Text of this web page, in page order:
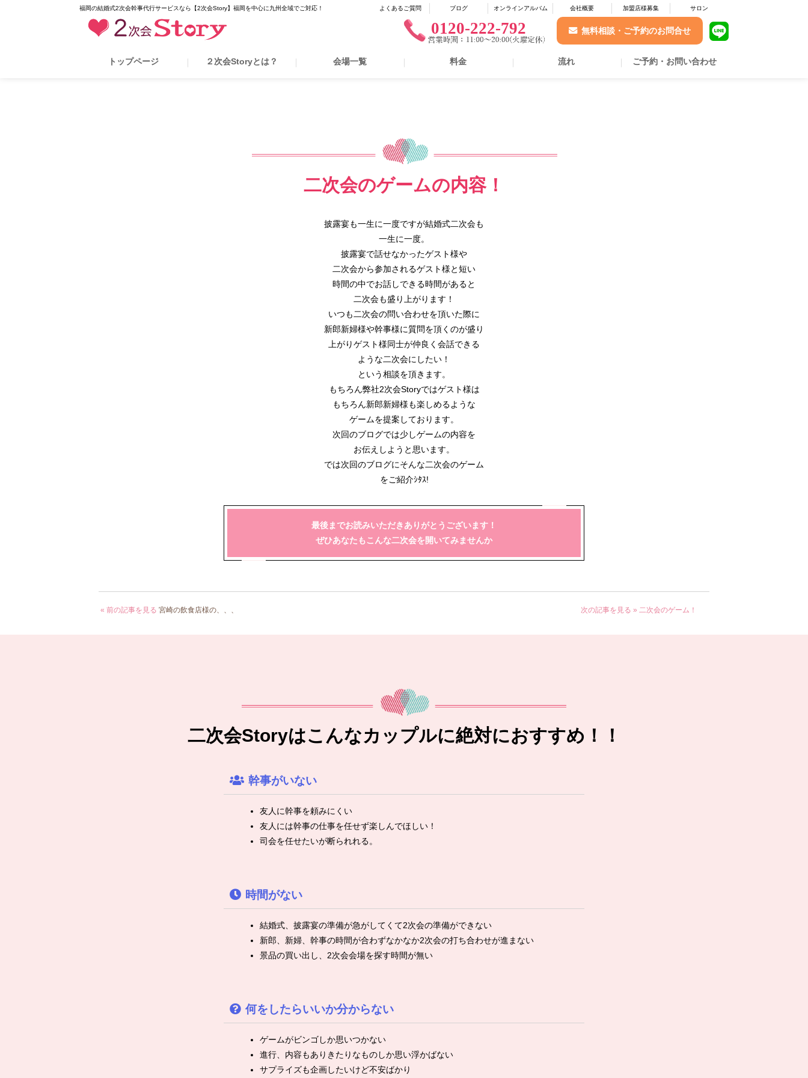
福岡の結婚式2次会幹事代行サービスなら【2次会Story】福岡を中心に九州全域でご対応！ よくあるご質問 ブログ オンラインアルバム 会社概要 加盟店様募集 サロン
0120-222-792 無料相談・ご予約のお問合せ
トップページ ２次会Storyとは？ 会場一覧 料金 流れ ご予約・お問い合わせ
二次会のゲームの内容！
披露宴も一生に一度ですが結婚式二次会も
一生に一度。
披露宴で話せなかったゲスト様や
二次会から参加されるゲスト様と短い
時間の中でお話しできる時間があると
二次会も盛り上がります！
いつも二次会の問い合わせを頂いた際に
新郎新婦様や幹事様に質問を頂くのが盛り
上がりゲスト様同士が仲良く会話できる
ような二次会にしたい！
という相談を頂きます。
もちろん弊社2次会Storyではゲスト様は
もちろん新郎新婦様も楽しめるような
ゲームを提案しております。
次回のブログでは少しゲームの内容を
お伝えしようと思います。
では次回のブログにそんな二次会のゲーム
をご紹介ｼﾀｽ!
最後までお読みいただきありがとうございます！
ぜひあなたもこんな二次会を開いてみませんか
« 前の記事を見る 宮崎の飲食店様の、、、 次の記事を見る » 二次会のゲーム！
二次会Storyはこんなカップルに絶対におすすめ！！
幹事がいない
友人に幹事を頼みにくい
友人には幹事の仕事を任せず楽しんでほしい！
司会を任せたいが断られれる。
時間がない
結婚式、披露宴の準備が急がしてくて2次会の準備ができない
新郎、新婦、幹事の時間が合わずなかなか2次会の打ち合わせが進まない
景品の買い出し、2次会会場を探す時間が無い
何をしたらいいか分からない
ゲームがビンゴしか思いつかない
進行、内容もありきたりなものしか思い浮かばない
サプライズも企画したいけど不安ばかり